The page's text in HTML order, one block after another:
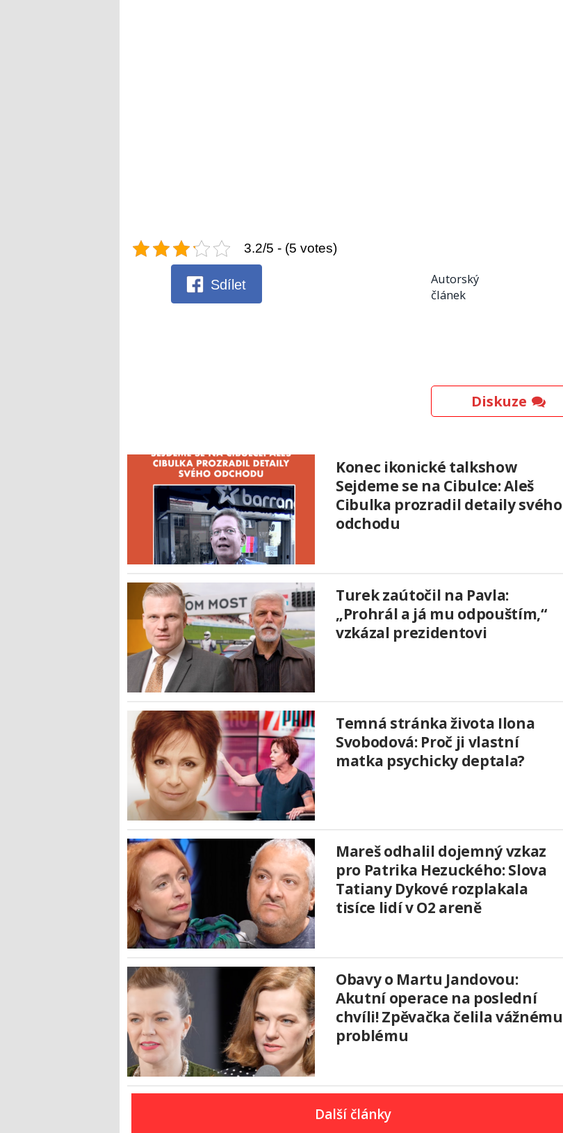
3.2/5 - (5 votes)
Sdílet
Autorský
článek
Diskuze
Konec ikonické talkshow
Sejdeme se na Cibulce: Aleš
Cibulka prozradil detaily svého
odchodu
Turek zaútočil na Pavla:
„Prohrál a já mu odpouštím,“
vzkázal prezidentovi
Temná stránka života Ilona
Svobodová: Proč ji vlastní
matka psychicky deptala?
Mareš odhalil dojemný vzkaz
pro Patrika Hezuckého: Slova
Tatiany Dykové rozplakala
tisíce lidí v O2 areně
Obavy o Martu Jandovou:
Akutní operace na poslední
chvíli! Zpěvačka čelila vážnému
problému
Další články